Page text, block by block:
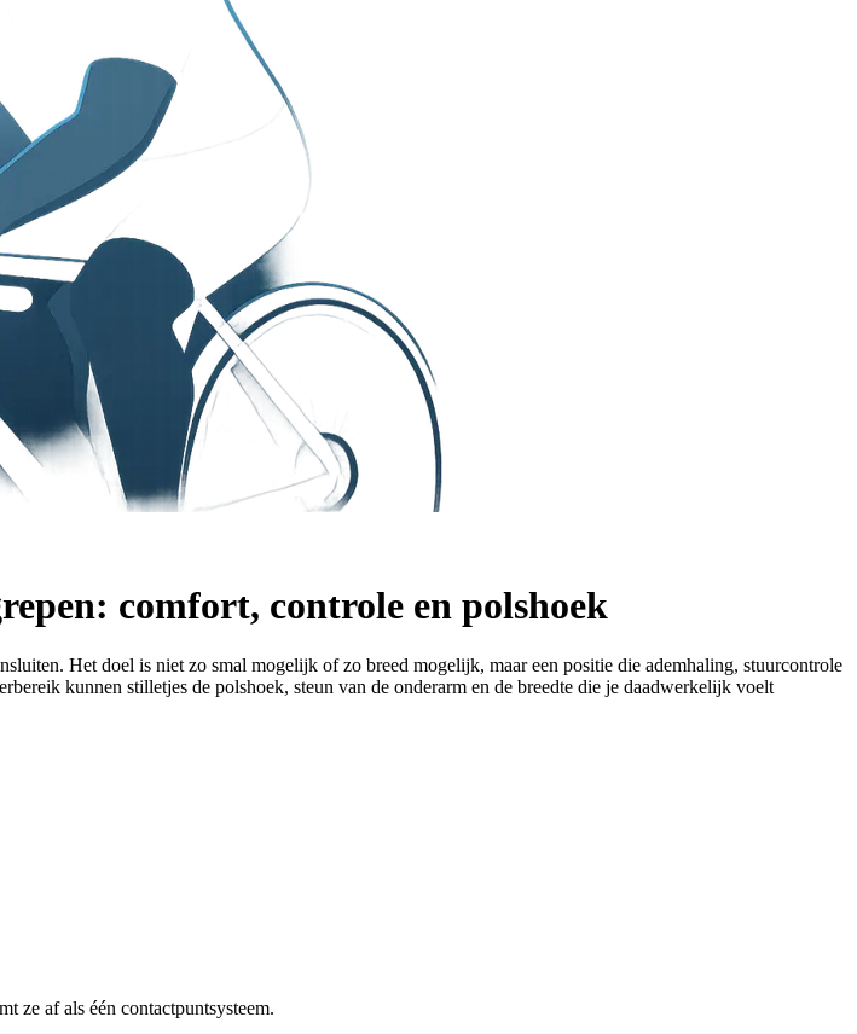
comfort, controle en polshoek
Het doel is niet zo smal mogelijk of zo breed mogelijk, maar een positie die ademhaling, stuurcontrole
kunnen stilletjes de polshoek, steun van de onderarm en de breedte die je daadwerkelijk voelt
ze af als één contactpuntsysteem.